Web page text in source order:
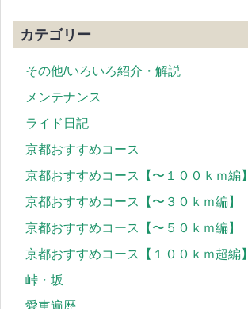
カテゴリー
その他/いろいろ紹介・解説
メンテナンス
ライド日記
京都おすすめコース
京都おすすめコース【〜１００ｋｍ編】
京都おすすめコース【〜３０ｋｍ編】
京都おすすめコース【〜５０ｋｍ編】
京都おすすめコース【１００ｋｍ超編】
峠・坂
愛車遍歴